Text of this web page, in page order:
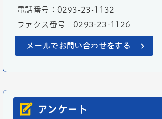
電話番号：0293-23-1132
ファクス番号：0293-23-1126
メールでお問い合わせをする
アンケート